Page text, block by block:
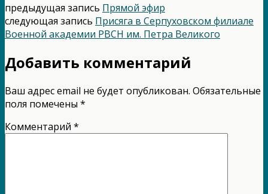
предыдущая запись Прямой эфир
следующая запись Присяга в Серпуховском филиале
Военной академии РВСН им. Петра Великого
Добавить комментарий
Ваш адрес email не будет опубликован. Обязательные
поля помечены *
Комментарий *